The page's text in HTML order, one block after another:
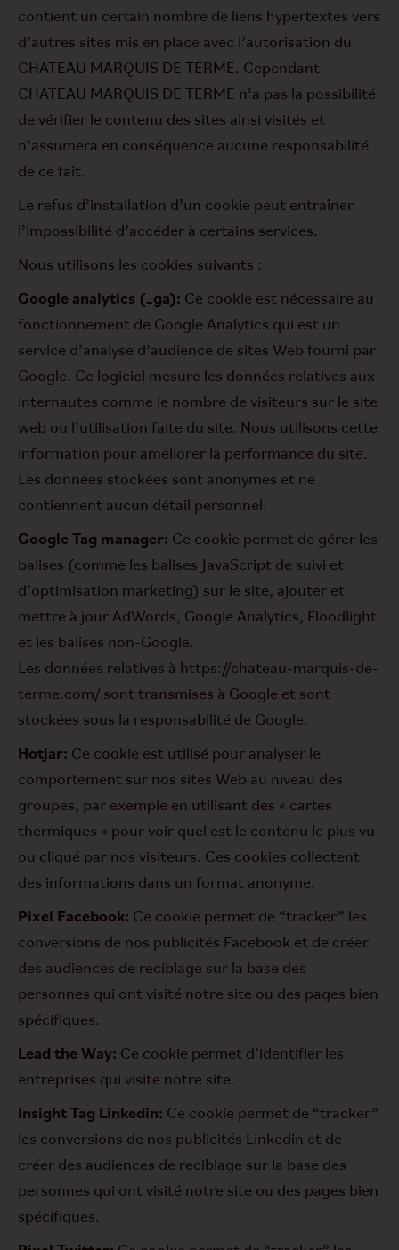
contient un certain nombre de liens hypertextes vers
d’autres sites mis en place avec l’autorisation du
CHATEAU MARQUIS DE TERME. Cependant
CHATEAU MARQUIS DE TERME n’a pas la possibilité
de vérifier le contenu des sites ainsi visités et
n’assumera en conséquence aucune responsabilité
de ce fait.
Le refus d’installation d’un cookie peut entraîner
l’impossibilité d’accéder à certains services.
Nous utilisons les cookies suivants :
Google analytics (_ga): Ce cookie est nécessaire au
fonctionnement de Google Analytics qui est un
service d’analyse d’audience de sites Web fourni par
Google. Ce logiciel mesure les données relatives aux
internautes comme le nombre de visiteurs sur le site
web ou l’utilisation faite du site. Nous utilisons cette
information pour améliorer la performance du site.
Les données stockées sont anonymes et ne
contiennent aucun détail personnel.
Google Tag manager: Ce cookie permet de gérer les
balises (comme les balises JavaScript de suivi et
d’optimisation marketing) sur le site, ajouter et
mettre à jour AdWords, Google Analytics, Floodlight
et les balises non-Google.
Les données relatives à https://chateau-marquis-de-
terme.com/ sont transmises à Google et sont
stockées sous la responsabilité de Google.
Hotjar: Ce cookie est utilisé pour analyser le
comportement sur nos sites Web au niveau des
groupes, par exemple en utilisant des « cartes
thermiques » pour voir quel est le contenu le plus vu
ou cliqué par nos visiteurs. Ces cookies collectent
des informations dans un format anonyme.
Pixel Facebook: Ce cookie permet de “tracker” les
conversions de nos publicités Facebook et de créer
des audiences de reciblage sur la base des
personnes qui ont visité notre site ou des pages bien
spécifiques.
Lead the Way: Ce cookie permet d’identifier les
entreprises qui visite notre site.
Insight Tag Linkedin: Ce cookie permet de “tracker”
les conversions de nos publicités Linkedin et de
créer des audiences de reciblage sur la base des
personnes qui ont visité notre site ou des pages bien
spécifiques.